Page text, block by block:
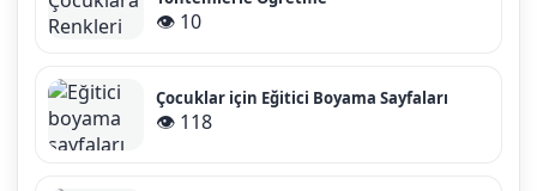
👁️ 10
Çocuklar için Eğitici Boyama Sayfaları
👁️ 118